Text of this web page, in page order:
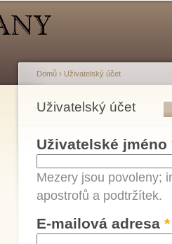
Jste zde
Domů › Uživatelský účet
Uživatelský účet
Hlavní záložky
Uživatelské jméno
Mezery jsou povoleny;
apostrofů a podtržítek.
E-mailová adresa *